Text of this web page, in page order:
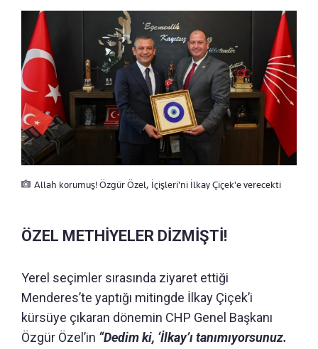
Allah korumuş! Özgür Özel, İçişleri'ni İlkay Çiçek'e verecekti
ÖZEL METHİYELER DİZMİŞTİ!
Yerel seçimler sırasında ziyaret ettiği
Menderes’te yaptığı mitingde İlkay Çiçek’i
kürsüye çıkaran dönemin CHP Genel Başkanı
Özgür Özel’in “Dedim ki, ‘İlkay’ı tanımıyorsunuz.